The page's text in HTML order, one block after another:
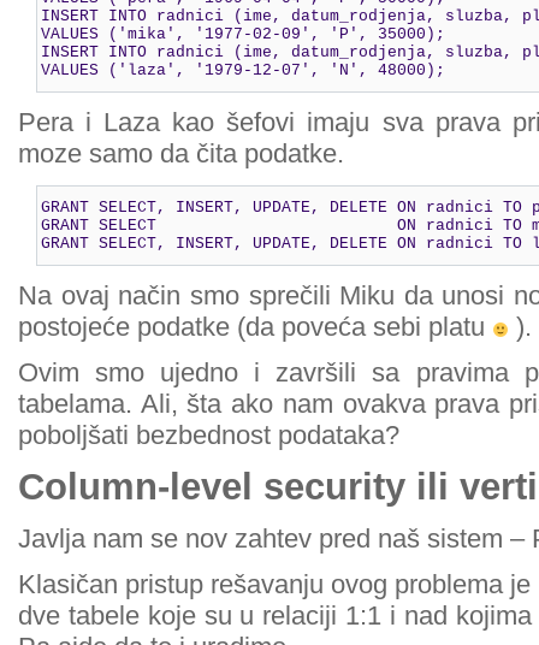
INSERT INTO radnici (ime, datum_rodjenja, sluzba,
VALUES ('mika', '1977-02-09', 'P', 35000);
INSERT INTO radnici (ime, datum_rodjenja, sluzba,
VALUES ('laza', '1979-12-07', 'N', 48000);
Pera i Laza kao šefovi imaju sva prava
moze samo da čita podatke.
GRANT SELECT, INSERT, UPDATE, DELETE ON radnici TO
GRANT SELECT                         ON radnici TO
GRANT SELECT, INSERT, UPDATE, DELETE ON radnici
Na ovaj način smo sprečili Miku da unosi
postojeće podatke (da poveća sebi platu
).
Ovim smo ujedno i završili sa pravima
tabelama. Ali, šta ako nam ovakva prava
poboljšati bezbednost podataka?
Column-level security ili
Javlja nam se nov zahtev pred naš sistem
Klasičan pristup rešavanju ovog problema
dve tabele koje su u relaciji 1:1 i nad